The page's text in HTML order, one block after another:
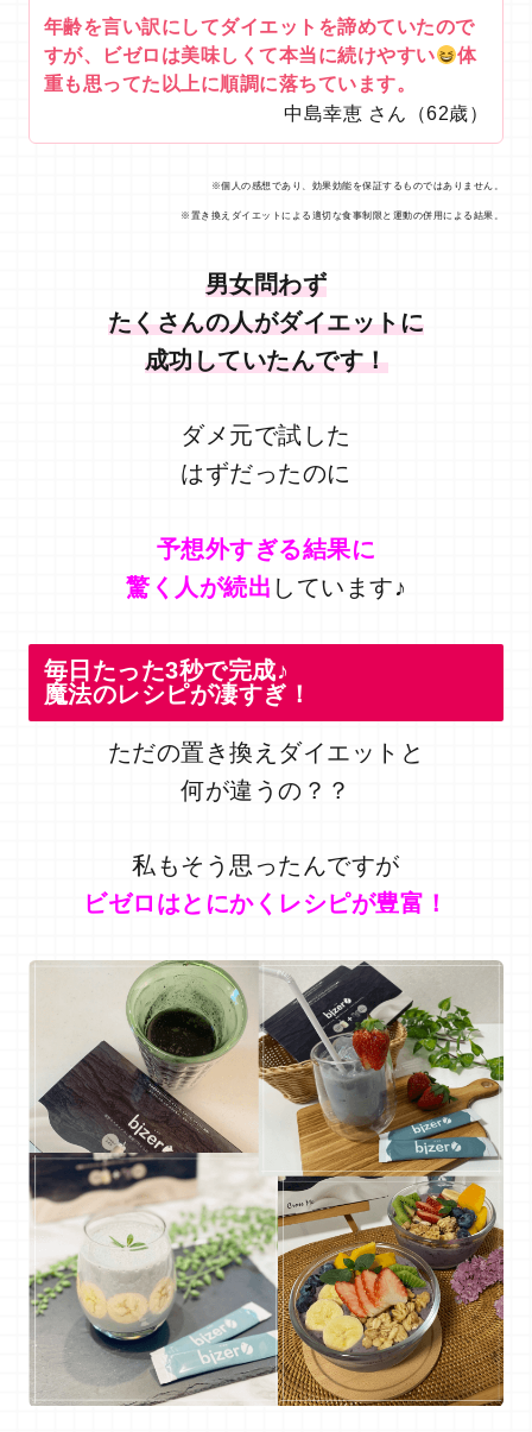
年齢を言い訳にしてダイエットを諦めていたので
すが、ビゼロは美味しくて本当に続けやすい
体
重も思ってた以上に順調に落ちています。
中島幸恵 さん（62歳）
※個人の感想であり、効果効能を保証するものではありません。
※置き換えダイエットによる適切な食事制限と運動の併用による結果。
男女問わず
たくさんの人がダイエットに
成功していたんです！
ダメ元で試した
はずだったのに
予想外すぎる結果に
驚く人が続出 しています♪
毎日たった3秒で完成♪
魔法のレシピが凄すぎ！
ただの置き換えダイエットと
何が違うの？？
私もそう思ったんですが
ビゼロはとにかくレシピが豊富！